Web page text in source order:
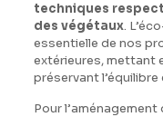
techniques
des végétaux.
essentielle de nos
extérieures, mettant
préservant
Pour